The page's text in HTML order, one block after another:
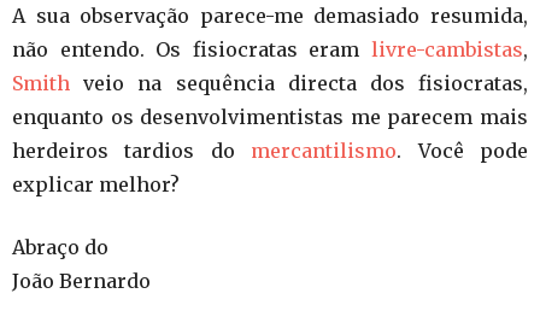
A sua observação parece-me demasiado resumida,
não entendo. Os fisiocratas eram livre-cambistas,
Smith veio na sequência directa dos fisiocratas,
enquanto os desenvolvimentistas me parecem mais
herdeiros tardios do mercantilismo. Você pode
explicar melhor?
Abraço do
João Bernardo